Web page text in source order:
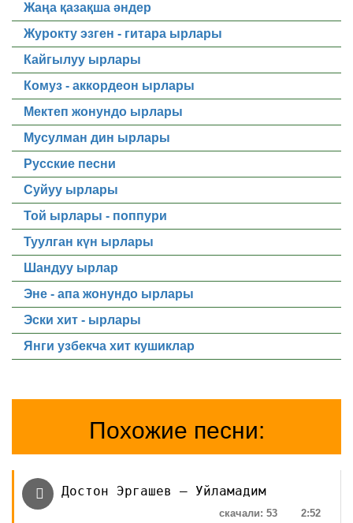
Жаңа қазақша әндер
Журокту эзген - гитара ырлары
Кайгылуу ырлары
Комуз - аккордеон ырлары
Мектеп жонундо ырлары
Мусулман дин ырлары
Русские песни
Суйуу ырлары
Той ырлары - поппури
Туулган күн ырлары
Шандуу ырлар
Эне - апа жонундо ырлары
Эски хит - ырлары
Янги узбекча хит кушиклар
Похожие песни:
Достон Эргашев — Уйламадим
2:52
скачали: 53